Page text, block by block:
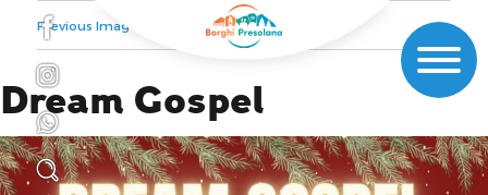
Previous Image Next Image
Dream Gospel